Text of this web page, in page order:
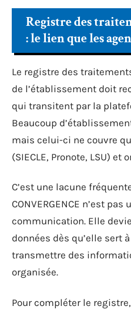
Registre des
: le lien que les
Le registre des
de l’établissement doit
qui transitent par la
Beaucoup
mais celui-ci ne couvre
(SIECLE, Pronote, LSU) et
C’est une lacune
CONVERGENCE n’est
communication. Elle
données dès qu’elle sert
transmettre des
organisée.
Pour compléter le